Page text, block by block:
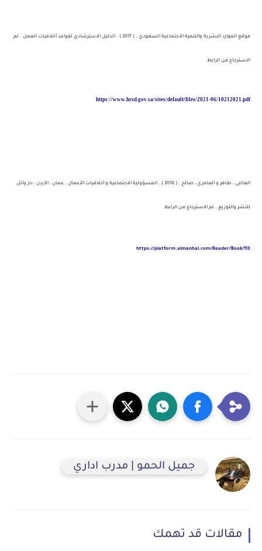
موقع الموارد البشرية والتنمية الاجتماعية السعودي . ( 2017 ) . الدليل الاسترشادي لقواعد أخلاقيات العمل . تم
الاسترجاع من الرابط
https://www.hrsd.gov.sa/sites/default/files/2021-06/10212021.pdf
الغالبي ، طاهر و العامري ، صالح . ( 2010 ) . المسؤولية الاجتماعية و أخلاقيات الأعمال . عمان ، الأردن : دار وائل
للنشر والتوزيع . تم الاسترجاع من الرابط
https://platform.almanhal.com/Reader/Book/113
جميل الحمو | مدرب اداري
مقالات قد تهمك